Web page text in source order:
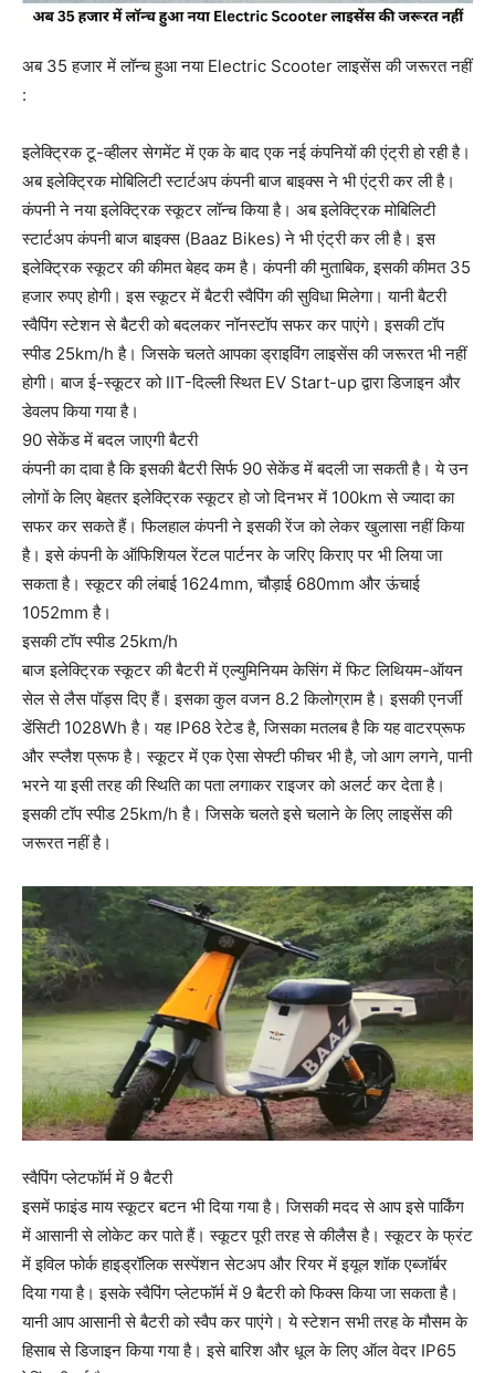
अब 35 हजार में लॉन्च हुआ नया Electric Scooter लाइसेंस की जरूरत नहीं
:
इलेक्ट्रिक टू-व्हीलर सेगमेंट में एक के बाद एक नई कंपनियों की एंट्री हो रही है।
अब इलेक्ट्रिक मोबिलिटी स्टार्टअप कंपनी बाज बाइक्स ने भी एंट्री कर ली है।
कंपनी ने नया इलेक्ट्रिक स्कूटर लॉन्च किया है। अब इलेक्ट्रिक मोबिलिटी
स्टार्टअप कंपनी बाज बाइक्स (Baaz Bikes) ने भी एंट्री कर ली है। इस
इलेक्ट्रिक स्कूटर की कीमत बेहद कम है। कंपनी की मुताबिक, इसकी कीमत 35
हजार रुपए होगी। इस स्कूटर में बैटरी स्वैपिंग की सुविधा मिलेगा। यानी बैटरी
स्वैपिंग स्टेशन से बैटरी को बदलकर नॉनस्टॉप सफर कर पाएंगे। इसकी टॉप
स्पीड 25km/h है। जिसके चलते आपका ड्राइविंग लाइसेंस की जरूरत भी नहीं
होगी। बाज ई-स्कूटर को IIT-दिल्ली स्थित EV Start-up द्वारा डिजाइन और
डेवलप किया गया है।
90 सेकेंड में बदल जाएगी बैटरी
कंपनी का दावा है कि इसकी बैटरी सिर्फ 90 सेकेंड में बदली जा सकती है। ये उन
लोगों के लिए बेहतर इलेक्ट्रिक स्कूटर हो जो दिनभर में 100km से ज्यादा का
सफर कर सकते हैं। फिलहाल कंपनी ने इसकी रेंज को लेकर खुलासा नहीं किया
है। इसे कंपनी के ऑफिशियल रेंटल पार्टनर के जरिए किराए पर भी लिया जा
सकता है। स्कूटर की लंबाई 1624mm, चौड़ाई 680mm और ऊंचाई
1052mm है।
इसकी टॉप स्पीड 25km/h
बाज इलेक्ट्रिक स्कूटर की बैटरी में एल्युमिनियम केसिंग में फिट लिथियम-ऑयन
सेल से लैस पॉड्स दिए हैं। इसका कुल वजन 8.2 किलोग्राम है। इसकी एनर्जी
डेंसिटी 1028Wh है। यह IP68 रेटेड है, जिसका मतलब है कि यह वाटरप्रूफ
और स्प्लैश प्रूफ है। स्कूटर में एक ऐसा सेफ्टी फीचर भी है, जो आग लगने, पानी
भरने या इसी तरह की स्थिति का पता लगाकर राइजर को अलर्ट कर देता है।
इसकी टॉप स्पीड 25km/h है। जिसके चलते इसे चलाने के लिए लाइसेंस की
जरूरत नहीं है।
स्वैपिंग प्लेटफॉर्म में 9 बैटरी
इसमें फाइंड माय स्कूटर बटन भी दिया गया है। जिसकी मदद से आप इसे पार्किंग
में आसानी से लोकेट कर पाते हैं। स्कूटर पूरी तरह से कीलैस है। स्कूटर के फ्रंट
में इविल फोर्क हाइड्रॉलिक सस्पेंशन सेटअप और रियर में इयूल शॉक एब्जॉर्बर
दिया गया है। इसके स्वैपिंग प्लेटफॉर्म में 9 बैटरी को फिक्स किया जा सकता है।
यानी आप आसानी से बैटरी को स्वैप कर पाएंगे। ये स्टेशन सभी तरह के मौसम के
हिसाब से डिजाइन किया गया है। इसे बारिश और धूल के लिए ऑल वेदर IP65